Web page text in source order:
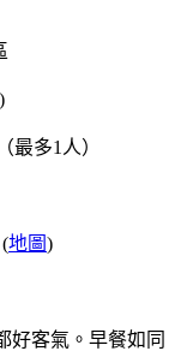
)
最多1人）
地圖)
好客氣。早餐如同